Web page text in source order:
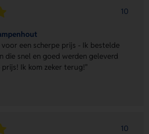
10
een scherpe prijs - Ik bestelde
die snel en goed werden geleverd
Ik kom zeker terug!"
10